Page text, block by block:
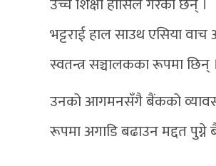
भट्टराई हाल साउथ एसिया वाच
स्वतन्त्र सञ्चालकका रूपमा छिन् ।
उनको आगमनसँगै बैंकको
रूपमा अगाडि बढाउन मद्दत पुग्ने